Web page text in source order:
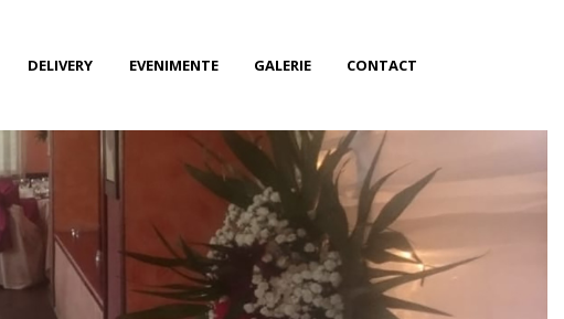
DELIVERY EVENIMENTE GALERIE CONTACT